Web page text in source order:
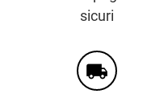
sicuri
local_shipping